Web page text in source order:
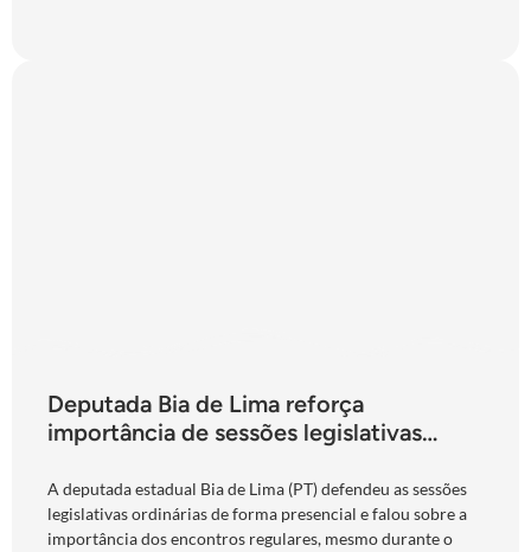
Deputada Bia de Lima reforça
importância de sessões legislativas
“obrigação com o povo de Goiás”
A deputada estadual Bia de Lima (PT) defendeu as sessões
legislativas ordinárias de forma presencial e falou sobre a
importância dos encontros regulares, mesmo durante o